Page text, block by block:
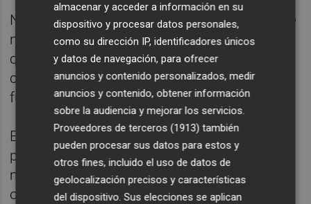
No obstante, España sigue lejos del 7,9 % de
mayo de 2007, que fue su mínimo desde el
comienzo de la serie histórica en 2001. En el
conjunto de la OCDE, el mínimo de la serie
fue del 4,8 % en junio de 2023.
En abril el desempleo disminuyó en seis
países miembros, progresó en otros seis,
mientras que se quedó sin cambios en los
otros 21 para los que hay datos disponibles.
almacenar y acceder a información en su
dispositivo y procesar datos personales,
como su dirección IP, identificadores únicos
y datos de navegación, para ofrecer
anuncios y contenido personalizados, medir
anuncios y contenido, obtener información
sobre la audiencia y mejorar los servicios.
Proveedores de terceros (1913) también
pueden procesar sus datos para estos y
otros fines, incluido el uso de datos de
geolocalización precisos y características
del dispositivo. Sus elecciones se aplican